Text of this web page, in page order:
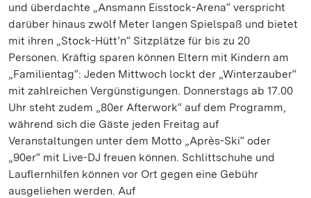
und überdachte „Ansmann Eisstock-Arena“ verspricht
darüber hinaus zwölf Meter langen Spielspaß und bietet
mit ihren „Stock-Hütt’n“ Sitzplätze für bis zu 20
Personen. Kräftig sparen können Eltern mit Kindern am
„Familientag“: Jeden Mittwoch lockt der „Winterzauber“
mit zahlreichen Vergünstigungen. Donnerstags ab 17.00
Uhr steht zudem „80er Afterwork“ auf dem Programm,
während sich die Gäste jeden Freitag auf
Veranstaltungen unter dem Motto „Après-Ski“ oder
„90er“ mit Live-DJ freuen können. Schlittschuhe und
Lauflernhilfen können vor Ort gegen eine Gebühr
ausgeliehen werden. Auf